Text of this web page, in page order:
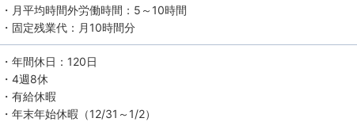
・月平均時間外労働時間：5～10時間
・固定残業代：月10時間分
・年間休日：120日
・4週8休
・有給休暇
・年末年始休暇（12/31～1/2）